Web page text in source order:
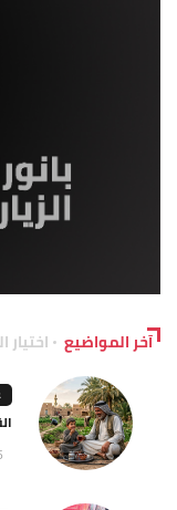
آخر المواضيع اختيار